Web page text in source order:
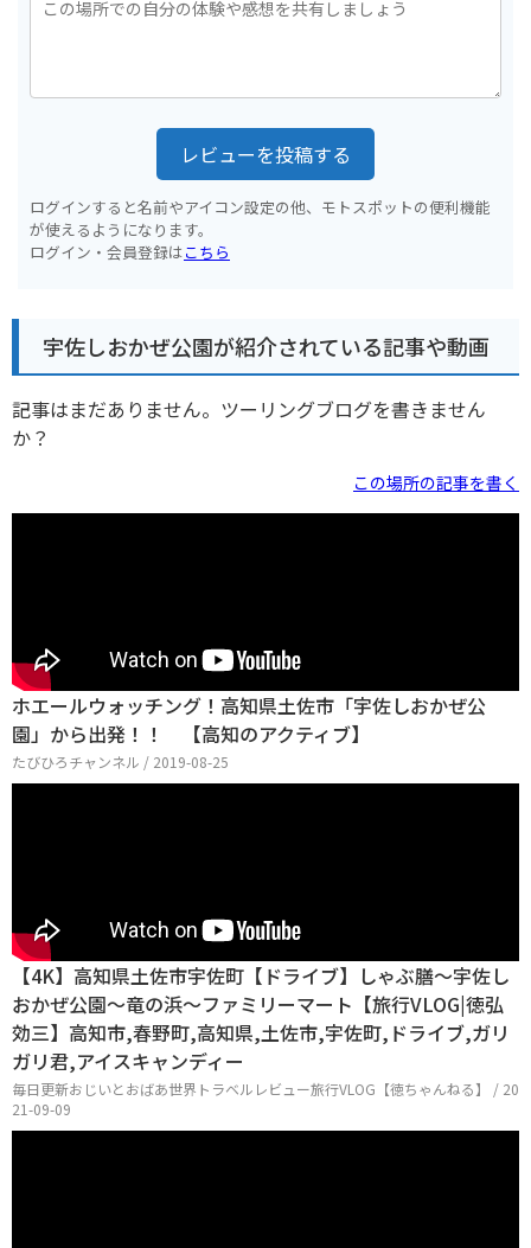
レビューを投稿する
ログインすると名前やアイコン設定の他、モトスポットの便利機能
が使えるようになります。
ログイン・会員登録はこちら
宇佐しおかぜ公園が紹介されている記事や動画
記事はまだありません。ツーリングブログを書きません
か？
この場所の記事を書く
ホエールウォッチング！高知県土佐市「宇佐しおかぜ公
園」から出発！！ 【高知のアクティブ】
たびひろチャンネル / 2019-08-25
【4K】高知県土佐市宇佐町【ドライブ】しゃぶ膳〜宇佐し
おかぜ公園〜竜の浜〜ファミリーマート【旅行VLOG|徳弘
効三】高知市,春野町,高知県,土佐市,宇佐町,ドライブ,ガリ
ガリ君,アイスキャンディー
毎日更新おじいとおばあ世界トラベルレビュー旅行VLOG【徳ちゃんねる】 / 20
21-09-09